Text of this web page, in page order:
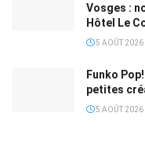
Vosges :
Hôtel Le
5 AOÛT 2026
Funko
petites
5 AOÛT 2026